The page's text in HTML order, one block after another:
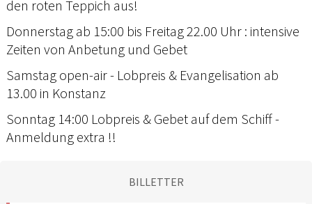
den roten Teppich aus!
Donnerstag ab 15:00 bis Freitag 22.00 Uhr : intensive
Zeiten von Anbetung und Gebet
Samstag open-air - Lobpreis & Evangelisation ab
13.00 in Konstanz
Sonntag 14:00 Lobpreis & Gebet auf dem Schiff -
Anmeldung extra !!
BILLETTER